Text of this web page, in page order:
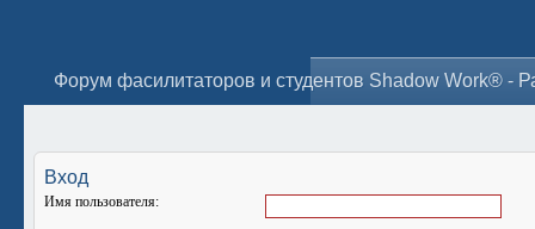
Вход
Имя пользователя: